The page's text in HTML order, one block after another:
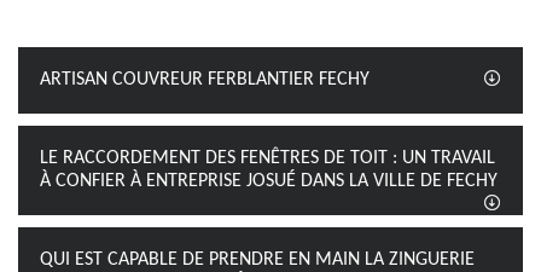
ARTISAN COUVREUR FERBLANTIER FECHY
LE RACCORDEMENT DES FENÊTRES DE TOIT : UN TRAVAIL
À CONFIER À ENTREPRISE JOSUÉ DANS LA VILLE DE FECHY
QUI EST CAPABLE DE PRENDRE EN MAIN LA ZINGUERIE